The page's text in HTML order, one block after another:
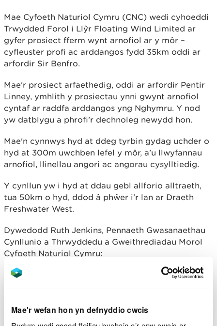
Mae'r wefan hon yn defnyddio cwcis
Mae Cyfoeth Naturiol Cymru (CNC) wedi cyhoeddi
Trwydded Forol i Llŷr Floating Wind Limited ar
gyfer prosiect fferm wynt arnofiol ar y môr –
cyfleuster profi ac arddangos fydd 35km oddi ar
arfordir Sir Benfro.
Mae'r prosiect arfaethedig, oddi ar arfordir Pentir
Linney, ymhlith y prosiectau ynni gwynt arnofiol
cyntaf ar raddfa arddangos yng Nghymru. Y nod
yw datblygu a phrofi'r dechnoleg newydd hon.
Mae'n cynnwys hyd at ddeg tyrbin gydag uchder o
hyd at 300m uwchben lefel y môr, a'u llwyfannau
arnofiol, llinellau angori ac angorau cysylltiedig.
Y cynllun yw i hyd at ddau gebl allforio alltraeth,
tua 50km o hyd, ddod â phŵer i'r lan ar Draeth
Freshwater West.
Dywedodd Ruth Jenkins, Pennaeth Gwasanaethau
Cynllunio a Thrwyddedu a Gweithrediadau Morol
Cyfoeth Naturiol Cymru:
“Yma yng Nghyfoeth Naturiol Cymru, mae
cyfle unigryw i ni fynd i’r afael â’r
sectorau a diwydiannau. Mae hyn yn
cynnwys defnyddio ein pwerau trwyddedu